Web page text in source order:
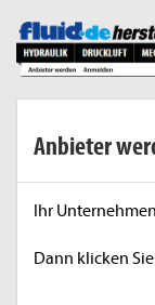
Anbieter
Ihr
Dann klicken Sie